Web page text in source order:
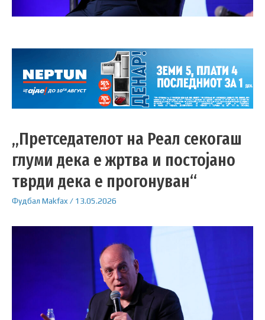
„Претседателот на Реал секогаш
глуми дека е жртва и постојано
тврди дека е прогонуван“
Фудбал Makfax / 13.05.2026